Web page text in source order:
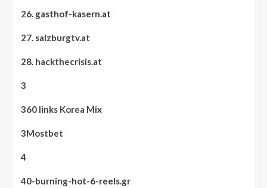
26. gasthof-kasern.at
27. salzburgtv.at
28. hackthecrisis.at
3
360 links Korea Mix
3Mostbet
4
40-burning-hot-6-reels.gr